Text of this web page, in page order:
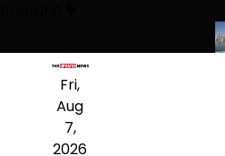
content
Fri,
Aug
7,
2026